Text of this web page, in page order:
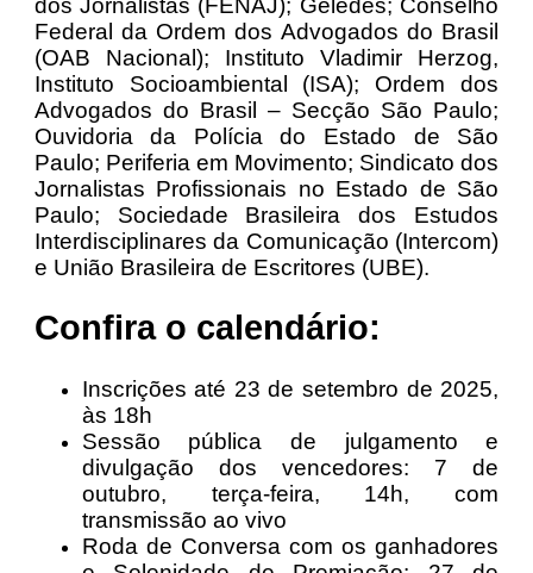
dos Jornalistas (FENAJ); Geledés; Conselho
Federal da Ordem dos Advogados do Brasil
(OAB Nacional); Instituto Vladimir Herzog,
Instituto Socioambiental (ISA); Ordem dos
Advogados do Brasil – Secção São Paulo;
Ouvidoria da Polícia do Estado de São
Paulo; Periferia em Movimento; Sindicato dos
Jornalistas Profissionais no Estado de São
Paulo; Sociedade Brasileira dos Estudos
Interdisciplinares da Comunicação (Intercom)
e União Brasileira de Escritores (UBE).
Confira o calendário:
Inscrições até 23 de setembro de 2025,
às 18h
Sessão pública de julgamento e
divulgação dos vencedores: 7 de
outubro, terça-feira, 14h, com
transmissão ao vivo
Roda de Conversa com os ganhadores